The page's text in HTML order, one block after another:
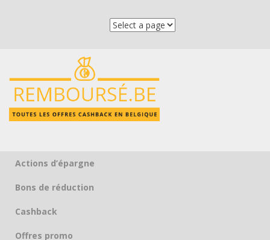
Skip to content
Actions d’épargne
Bons de réduction
Cashback
Offres promo